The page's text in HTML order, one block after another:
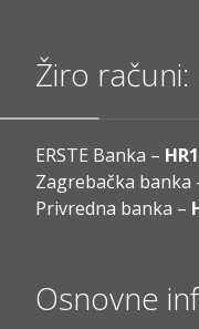
Žiro računi:
ERSTE Banka –
Zagrebačka banka
Privredna banka –
Osnovne